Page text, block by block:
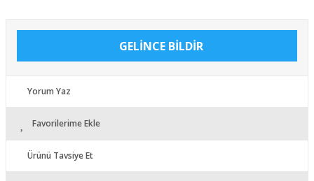
GELİNCE BİLDİR
Yorum Yaz
Favorilerime Ekle
Ürünü Tavsiye Et